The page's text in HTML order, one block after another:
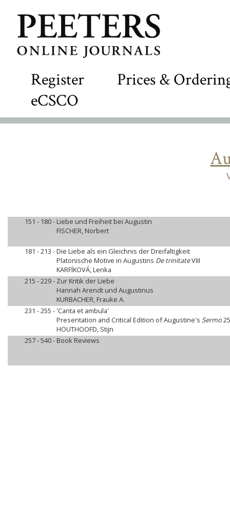
Register
Prices &
eCSCO
151 - 180 - Liebe und Freiheit bei Augustin
FISCHER, Norbert
181 - 213 -Die Liebe als ein Gleichnis der Dreifaltigkeit
Platonische Motive in Augustins De trinitateVIII
KARFÍKOVÁ, Lenka
215 - 229 - Zur Kritik der Liebe
Hannah Arendt und Augustinus
KURBACHER, Frauke A.
231 - 255 - 'Canta et ambula'
Presentation and Critical Edition of Augustine's Sermo
HOUTHOOFD, Stijn
257 - 540 - Book Reviews